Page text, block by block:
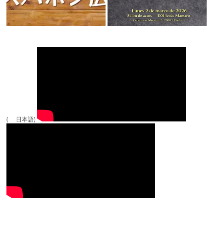
( 日本語)